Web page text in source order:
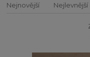
Nejnovější Nejlevnější